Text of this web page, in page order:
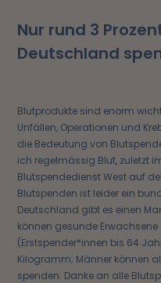
Nur rund 3
Deutschland
Blutprodukte sind enorm
Unfällen, Operationen und
die Bedeutung von
ich regelmässig Blut, zuletzt
Blutspendedienst West auf
Blutspenden ist leider ein
Deutschland gibt es einen
können gesunde
(Erstspender*innen bis 64
Kilogramm; Männer können
spenden. Danke an alle